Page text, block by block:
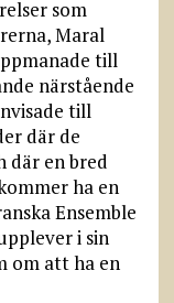
som
Maral
till
närstående
till
där de
där en bred
ha en
Ensemble
i sin
om att ha en